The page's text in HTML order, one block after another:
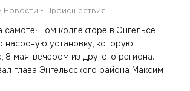
Новости Происшествия
самотечном коллекторе в Энгельсе
насосную установку, которую
8 мая, вечером из другого региона.
глава Энгельсского района Максим